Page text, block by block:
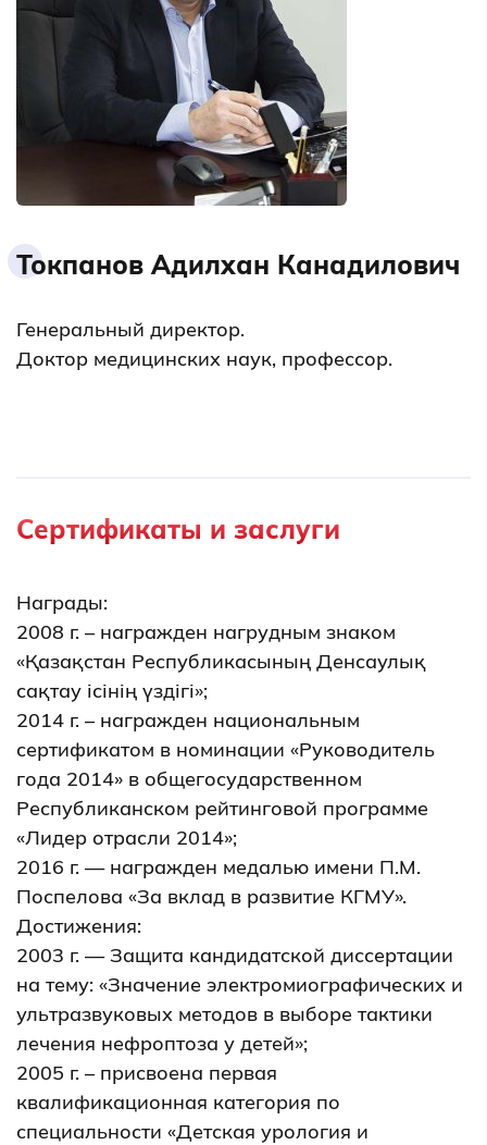
Токпанов Адилхан Канадилович
Генеральный директор.
Доктор медицинских наук, профессор.
Сертификаты и заслуги
Награды:
2008 г. – награжден нагрудным знаком
«Қазақстан Республикасының Денсаулық
сақтау ісінің үздігі»;
2014 г. – награжден национальным
сертификатом в номинации «Руководитель
года 2014» в общегосударственном
Республиканском рейтинговой программе
«Лидер отрасли 2014»;
2016 г. — награжден медалью имени П.М.
Поспелова «За вклад в развитие КГМУ».
Достижения:
2003 г. — Защита кандидатской диссертации
на тему: «Значение электромиографических и
ультразвуковых методов в выборе тактики
лечения нефроптоза у детей»;
2005 г. – присвоена первая
квалификационная категория по
специальности «Детская урология и